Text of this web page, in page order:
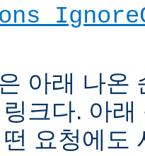
아래 나온
크다. 아
요청에도